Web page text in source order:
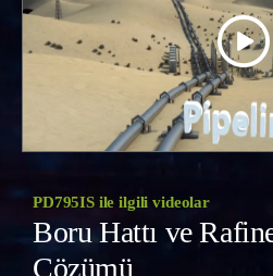
PD795IS ile ilgili videolar
Boru Hattı ve
Çözümü